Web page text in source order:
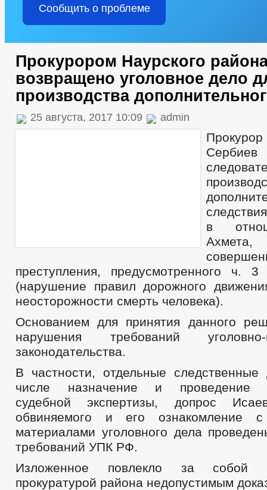
Сообщить о проблеме
Прокурором Наурского
возвращено уголовное дело
производства
25 августа, 2017 10:09 admin
в
Ахмета,
преступления, предусмотренного
(нарушение правил дорожного
неосторожности смерть человека).
Основанием для принятия данного
нарушения требований уголовно-
законодательства.
В частности, отдельные
числе назначение и проведение
судебной экспертизы, допрос
обвиняемого и его ознакомление
материалами уголовного дела
требований УПК РФ.
Изложенное повлекло за собой
прокуратурой района недопустимым